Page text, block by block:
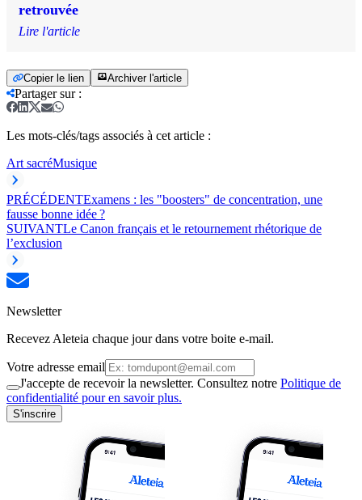
retrouvée
Lire l'article
Copier le lien Archiver l'article
Partager sur:
Les mots-clés/tags associés à cet article :
Art sacréMusique
PRÉCÉDENTExamens : les "boosters" de concentration, une
fausse bonne idée ?
SUIVANTLe Canon français et le retournement rhétorique de
l’exclusion
Newsletter
Recevez Aleteia chaque jour dans votre boite e-mail.
Votre adresse email
J'accepte de recevoir la newsletter. Consultez notre Politique de
confidentialité pour en savoir plus.
S'inscrire